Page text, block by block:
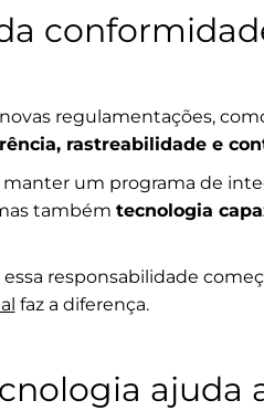
regulamentações,
rastreabilidade e
manter um programa de
também tecnologia
responsabilidade
faz a diferença.
ajuda